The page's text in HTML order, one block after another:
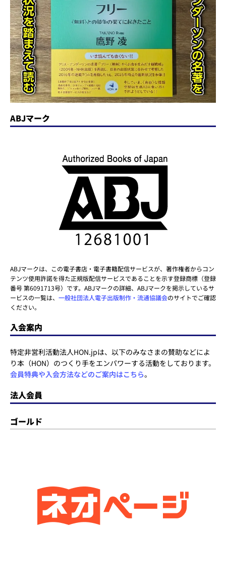
ABJマーク
ABJマークは、この電子書店・電子書籍配信サービスが、著作権者からコン
テンツ使用許諾を得た正規版配信サービスであることを示す登録商標（登録
番号 第6091713号）です。ABJマークの詳細、ABJマークを掲示しているサ
ービスの一覧は、 一般社団法人電子出版制作・流通協議会のサイトでご確認
ください。
入会案内
特定非営利活動法人HON.jpは、以下のみなさまの賛助などによ
り本（HON）のつくり手をエンパワーする活動をしております。
会員特典や入会方法などのご案内はこちら。
法人会員
ゴールド